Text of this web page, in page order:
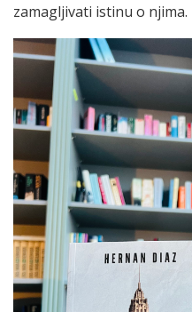
zamagljivati istinu o njima.